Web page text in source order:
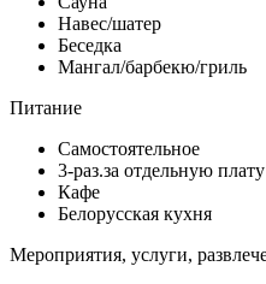
Навес/шатер
Беседка
Мангал/барбекю/гриль
Питание
Самостоятельное
3-раз.за отдельную плату
Кафе
Белорусская кухня
Мероприятия, услуги,